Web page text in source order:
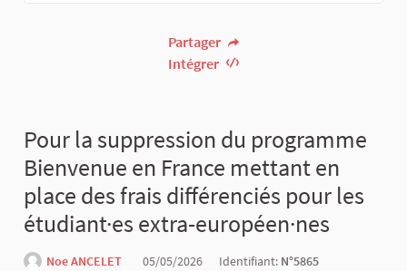
Partager
Intégrer
Pour la suppression du programme
Bienvenue en France mettant en
place des frais différenciés pour les
étudiant·es extra-européen·nes
Noe ANCELET 05/05/2026 Identifiant: N°5865